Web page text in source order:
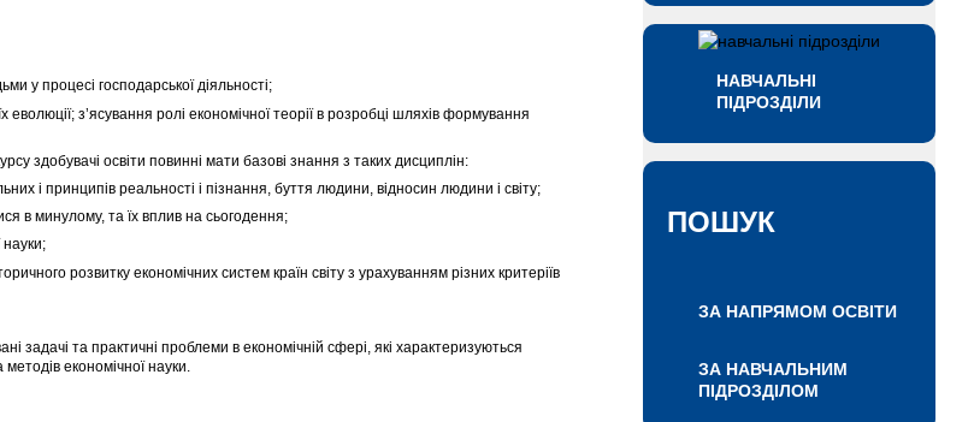
НАВЧАЛЬНІ
ПІДРОЗДІЛИ
ПОШУК
ЗА НАПРЯМОМ ОСВІТИ
ЗА НАВЧАЛЬНИМ
ПІДРОЗДІЛОМ
у процесі господарської діяльності;
з’ясування ролі економічної теорії в розробці шляхів формування
здобувачі освіти повинні мати базові знання з таких дисциплін:
і принципів реальності і пізнання, буття людини, відносин людини і світу;
в минулому, та їх вплив на сьогодення;
науки;
розвитку економічних систем країн світу з урахуванням різних критеріїв
задачі та практичні проблеми в економічній сфері, які характеризуються
економічної науки.